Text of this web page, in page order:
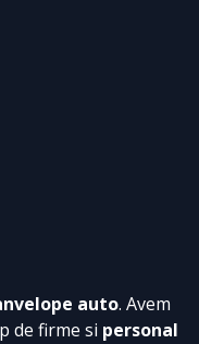
auto. Avem
de firme si personal